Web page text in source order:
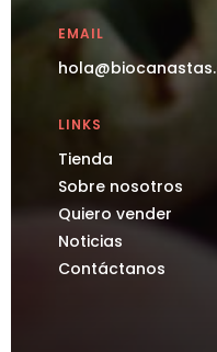
EMAIL
LINKS
Tienda
Sobre nosotros
Quiero vender
Noticias
Contáctanos